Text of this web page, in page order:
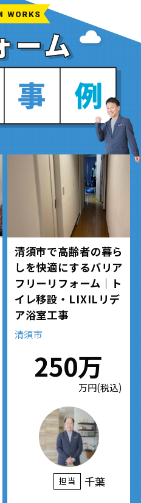
清須市で高齢者の暮ら
しを快適にするバリア
フリーリフォーム｜ト
イレ移設・LIXILリデ
ア浴室工事
清須市
250万
万円(税込)
担当 千葉